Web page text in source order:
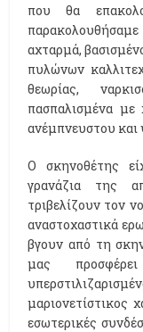
που θα
αχταρμά,
πυλώνων
θεωρίας,
πασπαλισμένα με
ανέμπνευστου
Ο σκηνοθέτης
γρανάζια της
τριβελίζουν τον
αναστοχαστικά
βγουν από τη
μας
μαριονετίστικος
εσωτερικές